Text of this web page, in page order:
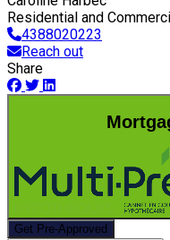
Residential and
4388020223
Reach out
Share
Get Pre-Approved